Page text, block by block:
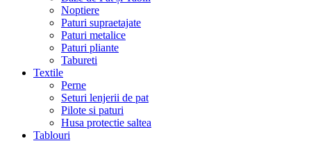
Noptiere
Paturi supraetajate
Paturi metalice
Paturi pliante
Tabureti
Textile
Perne
Seturi lenjerii de pat
Pilote si paturi
Husa protectie saltea
Tablouri